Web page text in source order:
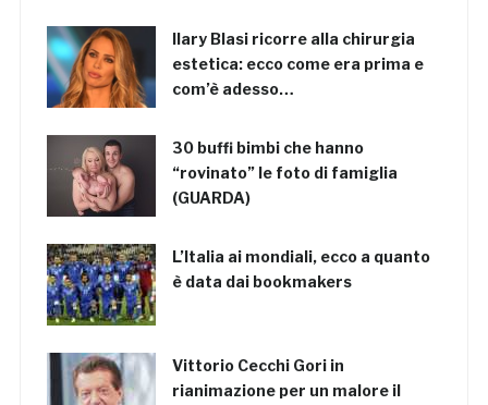
Ilary Blasi ricorre alla chirurgia
estetica: ecco come era prima e
com’è adesso…
30 buffi bimbi che hanno
“rovinato” le foto di famiglia
(GUARDA)
L’Italia ai mondiali, ecco a quanto
è data dai bookmakers
Vittorio Cecchi Gori in
rianimazione per un malore il